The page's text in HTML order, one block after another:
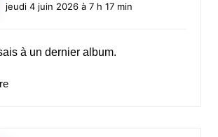
jeudi 4 juin 2026 à 7 h 17 min
à un dernier album.